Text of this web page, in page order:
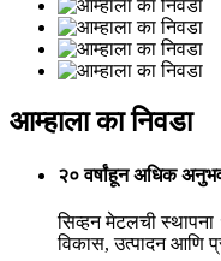
आम्हाला का निवडा
२० वर्षांहून अधिक
सिव्हन मेटलची स्थापना
विकास, उत्पादन आणि